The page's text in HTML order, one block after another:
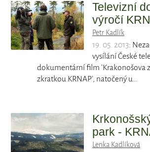
Televizní
výročí
Petr Kadlík
19. 05. 2013:
vysílání České
dokumentární film 'Krakonošova
zkratkou KRNAP', natočený u…
park -
Lenka Kadlíková